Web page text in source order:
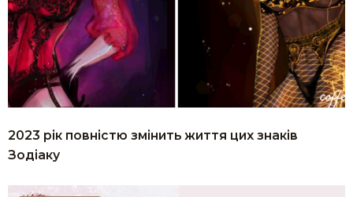
2023 рік повністю змінить життя цих знаків
Зодіаку